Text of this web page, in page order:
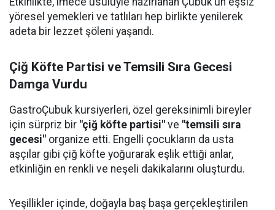
yöresel yemekleri ve tatlıları hep birlikte yenilerek
adeta bir lezzet şöleni yaşandı.
Çiğ Köfte Partisi ve Temsili Sıra Gecesi
Damga Vurdu
GastroÇubuk kursiyerleri, özel gereksinimli bireyler
için sürpriz bir "çiğ köfte partisi" ve "temsili sıra
gecesi" organize etti. Engelli çocukların da usta
aşçılar gibi çiğ köfte yoğurarak eşlik ettiği anlar,
etkinliğin en renkli ve neşeli dakikalarını oluşturdu.
Yeşillikler içinde, doğayla baş başa gerçekleştirilen